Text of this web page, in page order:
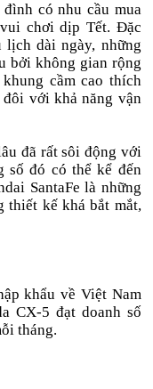
có nhu cầu mua
chơi dịp Tết. Đặc
dài ngày, những
bởi không gian rộng
cầm cao thích
với khả năng vận
đã rất sôi động với
số đó có thể kể đến
SantaFe là những
thiết kế khá bắt mắt,
khẩu về Việt Nam
CX-5 đạt doanh số
tháng.